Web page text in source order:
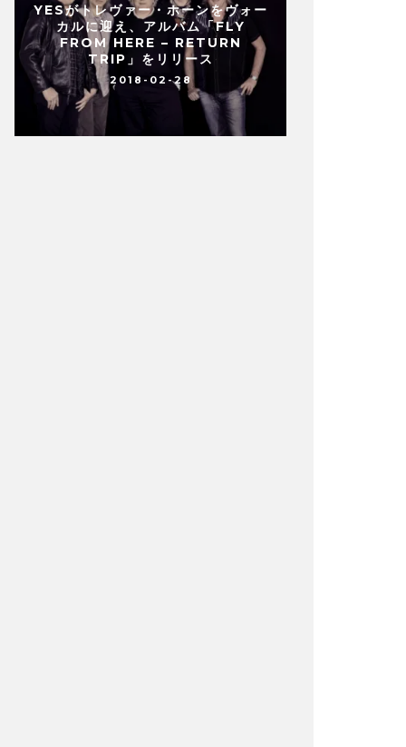
YESがトレヴァー・ホーンをヴォー
カルに迎え、アルバム「FLY
FROM HERE – RETURN
TRIP」をリリース
2018-02-28